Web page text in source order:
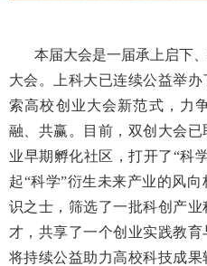
本届大会是一届承上启下
大会。上科大已连续公益举
索高校创业大会新范式，力
融、共赢。目前，双创大会
业早期孵化社区，打开了“科
起“科学”衍生未来产业的风
识之士，筛选了一批科创产
才，共享了一个创业实践教
将持续公益助力高校科技成